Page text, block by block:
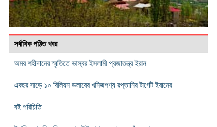
সর্বাধিক পঠিত খবর
অমর শহীদানের স্মৃতিতে ভাস্বর ইসলামী প্রজাতন্ত্র ইরান
এবছর সাড়ে ১০ বিলিয়ন ডলারের খনিজপণ্য রপ্তানির টার্গেট ইরানের
বই পরিচিতি